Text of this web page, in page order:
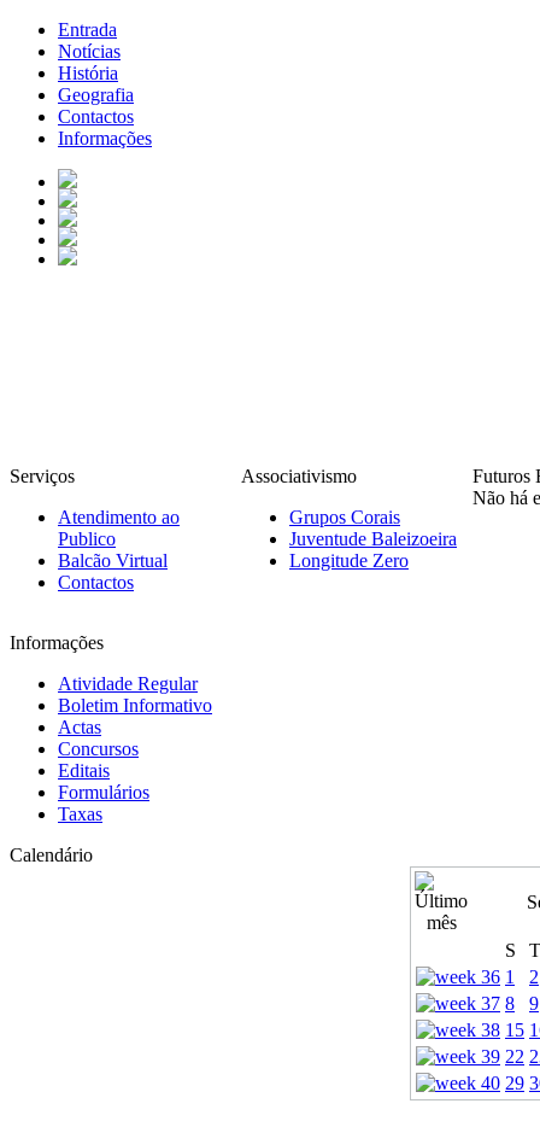
Entrada
Notícias
História
Geografia
Contactos
Informações
Serviços
Atendimento ao
Publico
Balcão Virtual
Contactos
Associativismo
Grupos Corais
Juventude Baleizoeira
Longitude Zero
Futuros
Não há
Informações
Atividade Regular
Boletim Informativo
Actas
Concursos
Editais
Formulários
Taxas
Calendário
S
T
1
2
8
9
15
22
29